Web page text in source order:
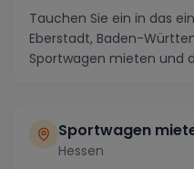
Tauchen Sie ein in das
Eberstadt, Baden-
Sportwagen mieten und
Sportwagen
Hessen